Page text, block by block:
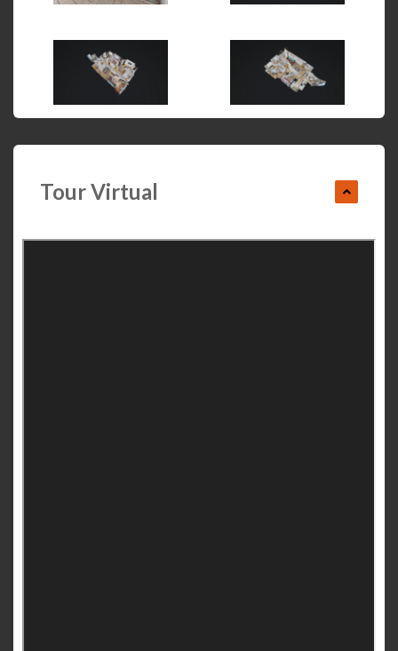
Tour Virtual